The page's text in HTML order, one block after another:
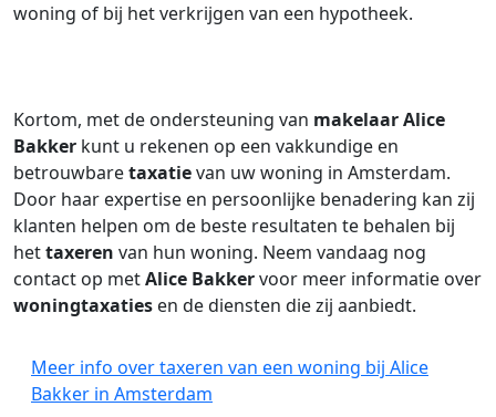
woning of bij het verkrijgen van een hypotheek.
Kortom, met de ondersteuning van makelaarAlice
Bakker kunt u rekenen op een vakkundige en
betrouwbaretaxatievan uw woning in Amsterdam.
Door haar expertise en persoonlijke benadering kan zij
klanten helpen om de beste resultaten te behalen bij
hettaxeren van hun woning. Neem vandaag nog
contact op metAlice Bakkervoor meer informatie over
woningtaxaties en de diensten die zij aanbiedt.
Meer info over taxeren van een woning bij Alice
Bakker in Amsterdam